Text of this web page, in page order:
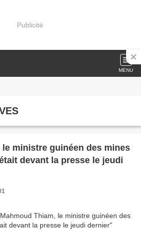
Publicité
MENU
le ministre guinéen des mines
devant la presse le jeudi